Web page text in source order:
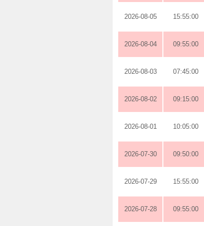
2026-08-05 15:55:00
2026-08-04 09:55:00
2026-08-03 07:45:00
2026-08-02 09:15:00
2026-08-01 10:05:00
2026-07-30 09:50:00
2026-07-29 15:55:00
2026-07-28 09:55:00